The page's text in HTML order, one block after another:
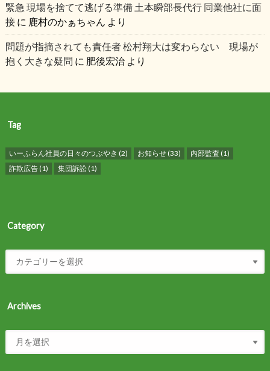
緊急 現場を捨てて逃げる準備 土本瞬部長代行 同業他社に面
接に 鹿村のかぁちゃん より
問題が指摘されても責任者 松村翔大は変わらない 現場が
抱く大きな疑問 に 肥後宏治より
Tag
いーふらん社員の日々のつぶやき (2) お知らせ(33) 内部監査 (1)
詐欺広告(1) 集団訴訟(1)
Category
Archives